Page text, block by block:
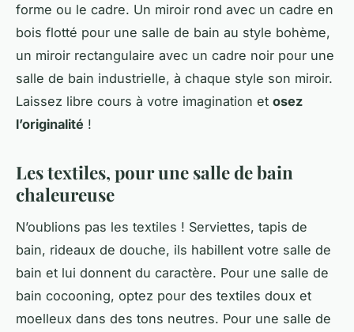
forme ou le cadre. Un miroir rond avec un cadre en
bois flotté pour une salle de bain au style bohème,
un miroir rectangulaire avec un cadre noir pour une
salle de bain industrielle, à chaque style son miroir.
Laissez libre cours à votre imagination et osez
l’originalité !
Les textiles, pour une salle de bain
chaleureuse
N’oublions pas les textiles ! Serviettes, tapis de
bain, rideaux de douche, ils habillent votre salle de
bain et lui donnent du caractère. Pour une salle de
bain cocooning, optez pour des textiles doux et
moelleux dans des tons neutres. Pour une salle de